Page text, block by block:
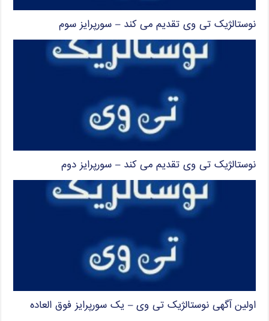
نوستالژیک تی وی تقدیم می کند – سورپرایز سوم
نوستالژیک تی وی تقدیم می کند – سورپرایز دوم
اولین آگهی نوستالژیک تی وی – یک سورپرایز فوق العاده